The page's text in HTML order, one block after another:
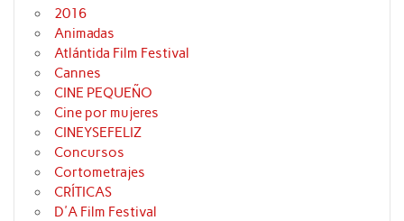
2016
Animadas
Atlántida Film Festival
Cannes
CINE PEQUEÑO
Cine por mujeres
CINEYSEFELIZ
Concursos
Cortometrajes
CRÍTICAS
D'A Film Festival